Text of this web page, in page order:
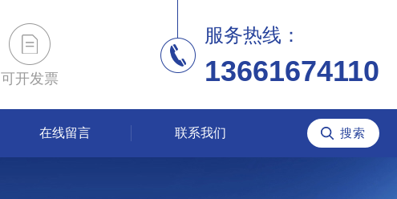
可开发票
服务热线：
13661674110
在线留言 联系我们